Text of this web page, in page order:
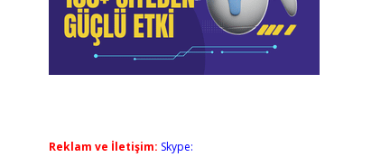
Reklam ve İletişim: Skype: